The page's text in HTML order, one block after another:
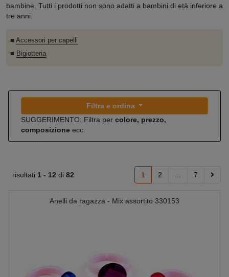
bambine. Tutti i prodotti non sono adatti a bambini di età inferiore a
tre anni.
■ Accessori per capelli
■ Bigiotteria
Filtra e ordina
SUGGERIMENTO: Filtra per colore, prezzo,
composizione ecc.
risultati 1 - 12 di 82 1 2 7
Anelli da ragazza - Mix assortito 330153